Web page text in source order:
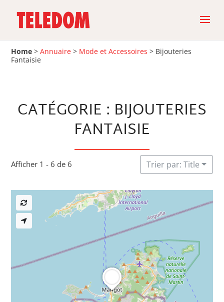
Home >Annuaire > Mode et Accessoires > Bijouteries
Fantaisie
CATÉGORIE : BIJOUTERIES
FANTAISIE
Afficher 1 - 6 de 6 Trier par: Title